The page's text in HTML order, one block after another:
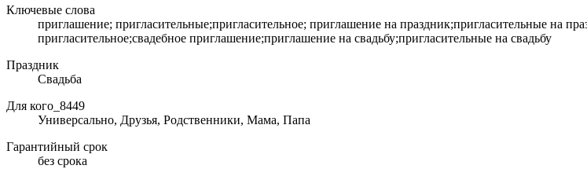
Ключевые слова
приглашение; пригласительные;пригласительное; приглашение на праздник;пригласительные на
пригласительное;свадебное приглашение;приглашение на свадьбу;пригласительные на свадьбу
Праздник
Свадьба
Для кого_8449
Универсально, Друзья, Родственники, Мама, Папа
Гарантийный срок
без срока